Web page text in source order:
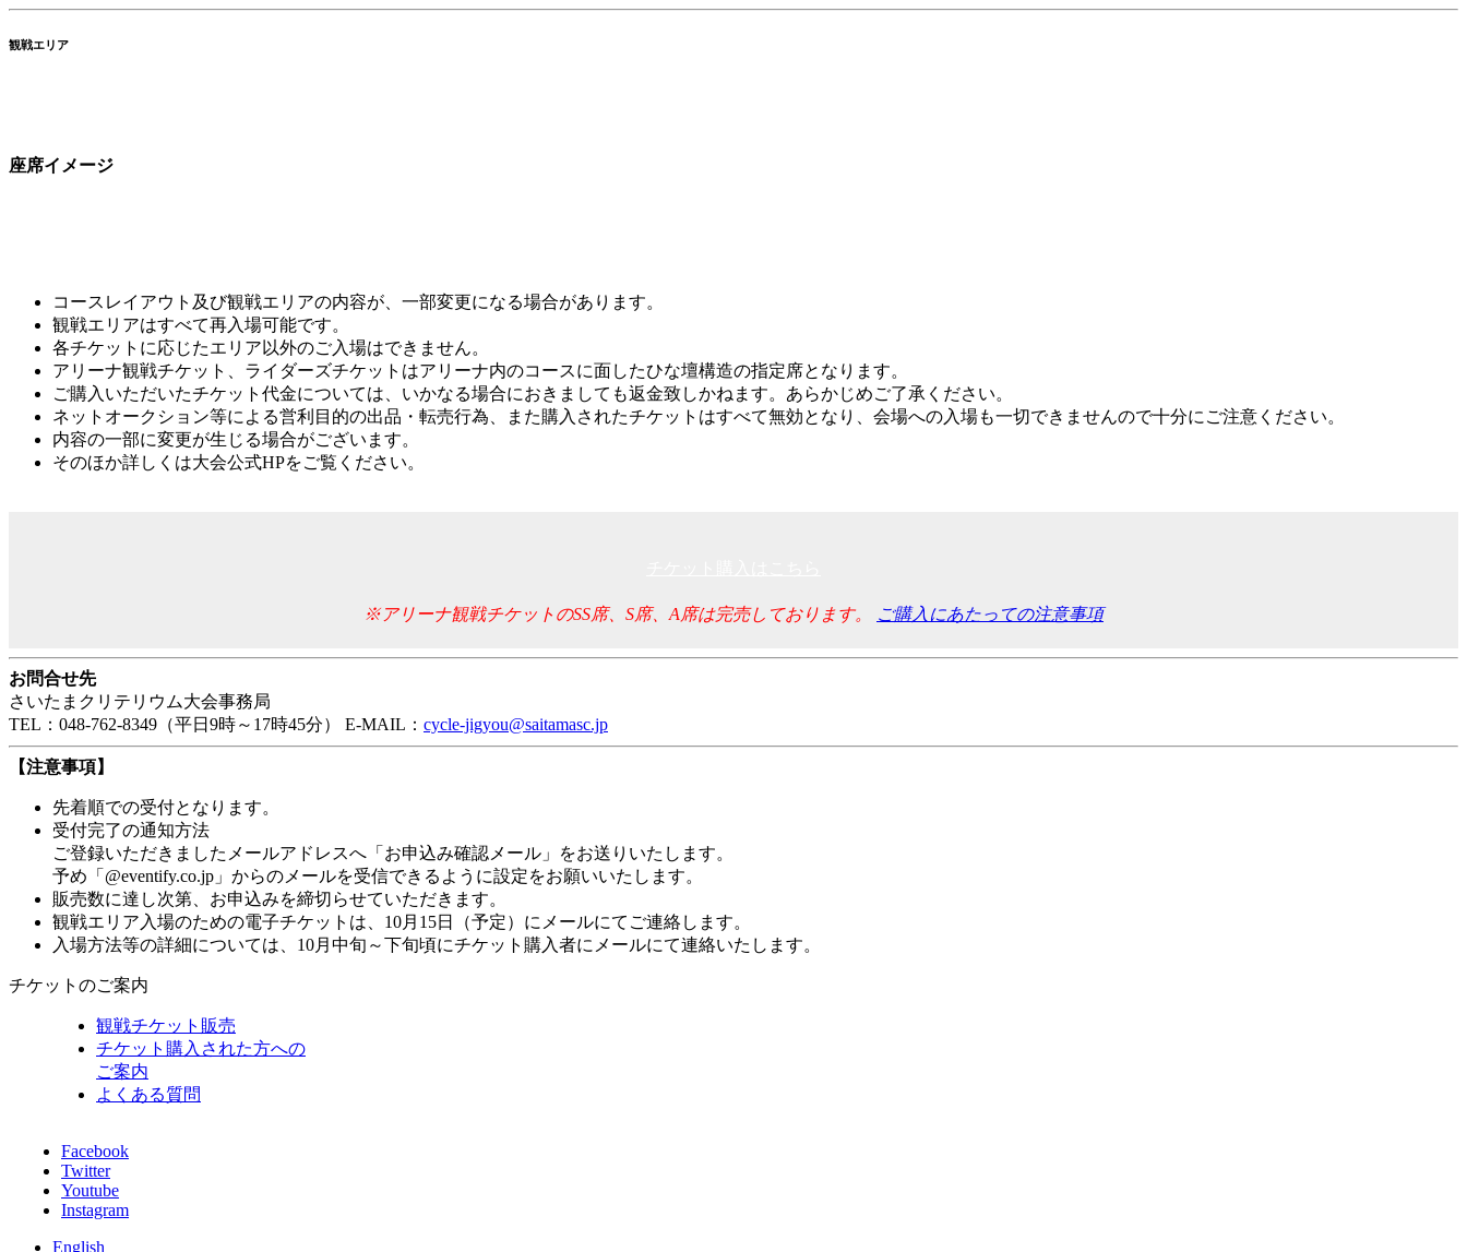
観戦エリア
座席イメージ
コースレイアウト及び観戦エリアの内容が、一部変更になる場合があります。
観戦エリアはすべて再入場可能です。
各チケットに応じたエリア以外のご入場はできません。
アリーナ観戦チケット、ライダーズチケットはアリーナ内のコースに面したひな壇構造の指定席となります。
ご購入いただいたチケット代金については、いかなる場合におきましても返金致しかねます。あらかじめご了承ください。
ネットオークション等による営利目的の出品・転売行為、また購入されたチケットはすべて無効となり、会場への入場も一切できませんので十分にご注意ください。
内容の一部に変更が生じる場合がございます。
そのほか詳しくは大会公式HPをご覧ください。
※アリーナ観戦チケットのSS席、S席、A席は完売しております。 ご購入にあたっての注意事項
お問合せ先
さいたまクリテリウム大会事務局
TEL：048-762-8349（平日9時～17時45分） E-MAIL： cycle-jigyou@saitamasc.jp
【注意事項】
先着順での受付となります。
受付完了の通知方法
ご登録いただきましたメールアドレスへ「お申込み確認メール」をお送りいたします。
予め「@eventify.co.jp」からのメールを受信できるように設定をお願いいたします。
販売数に達し次第、お申込みを締切らせていただきます。
観戦エリア入場のための電子チケットは、10月15日（予定）にメールにてご連絡します。
入場方法等の詳細については、10月中旬～下旬頃にチケット購入者にメールにて連絡いたします。
チケットのご案内
観戦チケット販売
チケット購入された方への
ご案内
よくある質問
Facebook
Twitter
Youtube
Instagram
English